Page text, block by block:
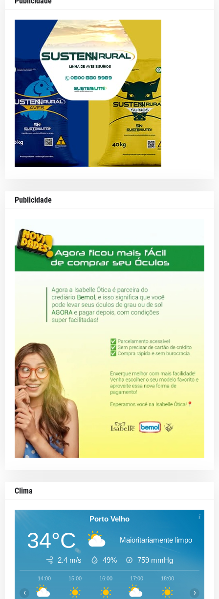
Publicidade
Clima
Porto Velho
34°C Maioritariamente limpo
2.4 m/s 49% 759 mmHg
14:00 15:00 16:00 17:00 18:00
‹ ›